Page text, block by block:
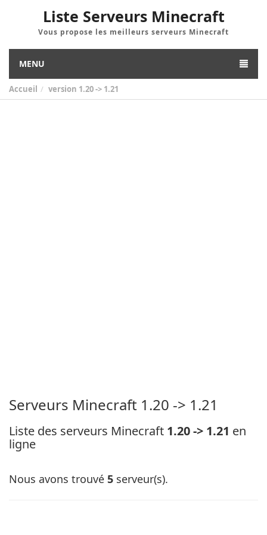
Liste Serveurs Minecraft
Vous propose les meilleurs serveurs Minecraft
MENU
Accueil version 1.20 -> 1.21
Serveurs Minecraft 1.20 -> 1.21
Liste des serveurs Minecraft 1.20 -> 1.21 en
ligne
Nous avons trouvé 5 serveur(s).